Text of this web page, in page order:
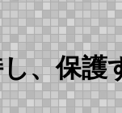
、保護